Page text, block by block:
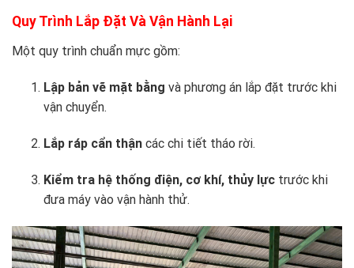
Quy Trình Lắp Đặt Và Vận Hành Lại
Một quy trình chuẩn mực gồm:
Lập bản vẽ mặt bằng và phương án lắp đặt trước khi
vận chuyển.
Lắp ráp cẩn thận các chi tiết tháo rời.
Kiểm tra hệ thống điện, cơ khí, thủy lực trước khi
đưa máy vào vận hành thử.